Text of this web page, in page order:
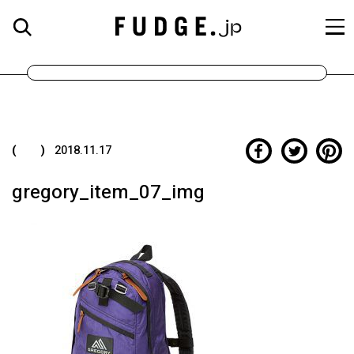
( ) 2018.11.17
gregory_item_07_img